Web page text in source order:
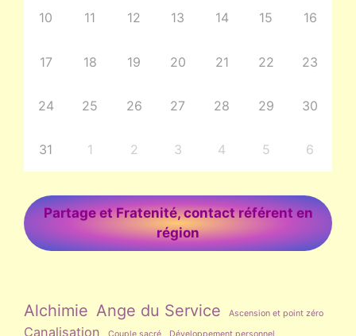
10 11 12 13 14 15 16
17 18 19 20 21 22 23
24 25 26 27 28 29 30
31 1 2 3 4 5 6
Partage et Fratenité, contact référent en
région
Alchimie Ange du Service Ascension et point zéro
Canalisation